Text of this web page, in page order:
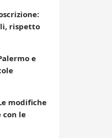
rispetto
e
modifiche
con le